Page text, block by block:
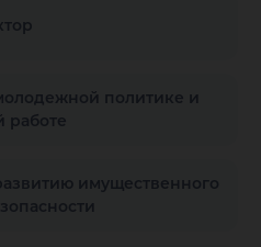
политике и
работе
имущественного